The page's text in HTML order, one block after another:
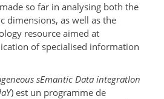
so far in analysing both the
dimensions, as well as the
resource aimed at
of specialised information
sEmantic Data integratIon
) est un programme de